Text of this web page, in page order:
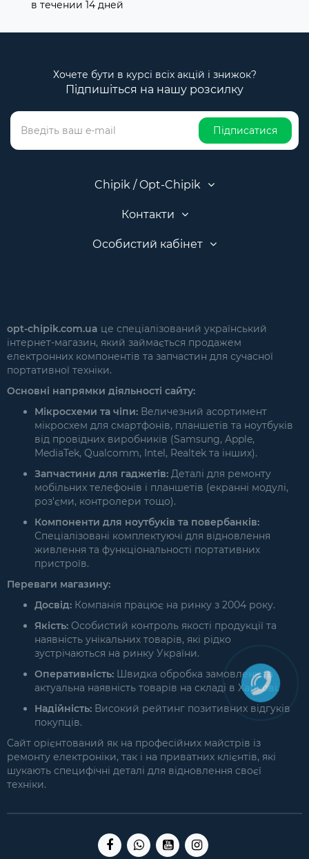
в течении 14 дней
Хочете бути в курсі всіх акцій і знижок?
Підпишіться на нашу розсилку
Підписатися
Chipik / Opt-Chipik
Контакти
Особистий кабінет
opt-chipik.com.ua це спеціалізований український
інтернет-магазин, який займається продажем
електронних компонентів та запчастин для сучасної
портативної техніки.
Основні напрямки діяльності сайту:
Мікросхеми та чіпи: Величезний асортимент
мікросхем для смартфонів, планшетів та ноутбуків
від провідних виробників (Samsung, Apple,
MediaTek, Qualcomm, Intel, Realtek та інших).
Запчастини для гаджетів: Деталі для ремонту
мобільних телефонів і планшетів (екранні модулі,
роз'єми, контролери тощо).
Компоненти для ноутбуків та повербанків:
Спеціалізовані комплектуючі для відновлення
живлення та функціональності портативних
пристроїв.
Переваги магазину:
Досвід: Компанія працює на ринку з 2004 року.
Якість: Особистий контроль якості продукції та
наявність унікальних товарів, які рідко
зустрічаються на ринку України.
Оперативність: Швидка обробка замовлень та
актуальна наявність товарів на складі в Харкові.
Надійність: Високий рейтинг позитивних відгуків
покупців.
Сайт орієнтований як на професійних майстрів із
ремонту електроніки, так і на приватних клієнтів, які
шукають специфічні деталі для відновлення своєї
техніки.